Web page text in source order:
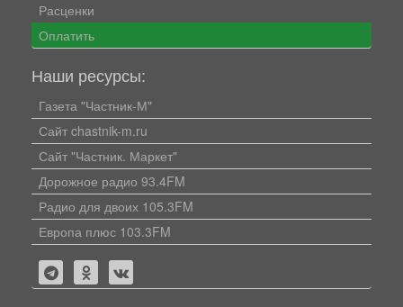
Расценки
Оплатить
Наши ресурсы:
Газета "Частник-М"
Сайт chastnik-m.ru
Сайт "Частник. Маркет"
Дорожное радио 93.4FM
Радио для двоих 105.3FM
Европа плюс 103.3FM